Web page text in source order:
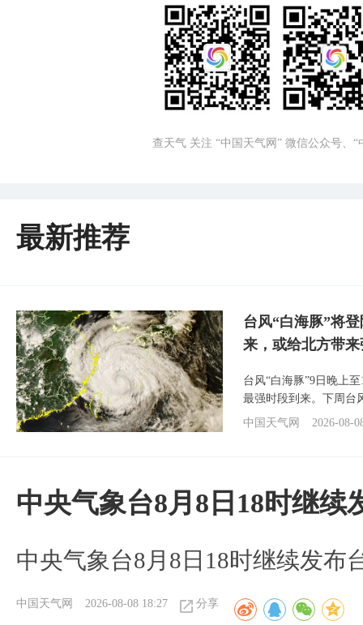
查天气 关注 “中国天气网” 微信公众号、
最新推荐
台风“白海豚”将
来，或给北方带
台风“白海豚”9日晚上
最强时段到来。下周台
中国天气网
2026-08-
中央气象台8月8日18时继续
中央气象台8月8日18时继续发布
中国天气网 2026-08-08 18:27 分享